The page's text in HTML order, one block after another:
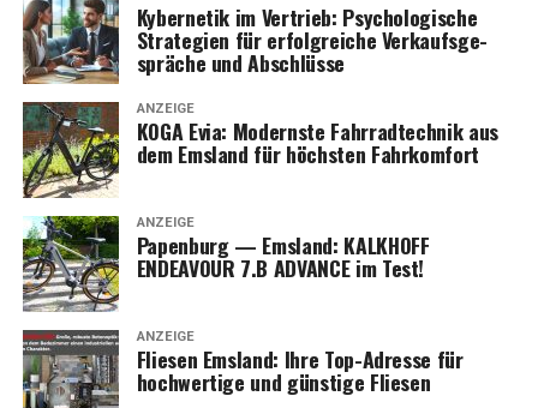
Kyber­ne­tik im Ver­trieb: Psy­cho­lo­gi­sche
Stra­te­gien für erfolg­rei­che Ver­kaufs­ge­
sprä­che und Abschlüsse
ANZEIGE
KOGA Evia: Moderns­te Fahr­rad­tech­nik aus
dem Ems­land für höchs­ten Fahrkomfort
ANZEIGE
Papen­burg — Ems­land: KALKHOFF
ENDEAVOUR 7.B ADVANCE im Test!
ANZEIGE
Flie­sen Ems­land: Ihre Top-Adres­se für
hoch­wer­ti­ge und güns­ti­ge Fliesen